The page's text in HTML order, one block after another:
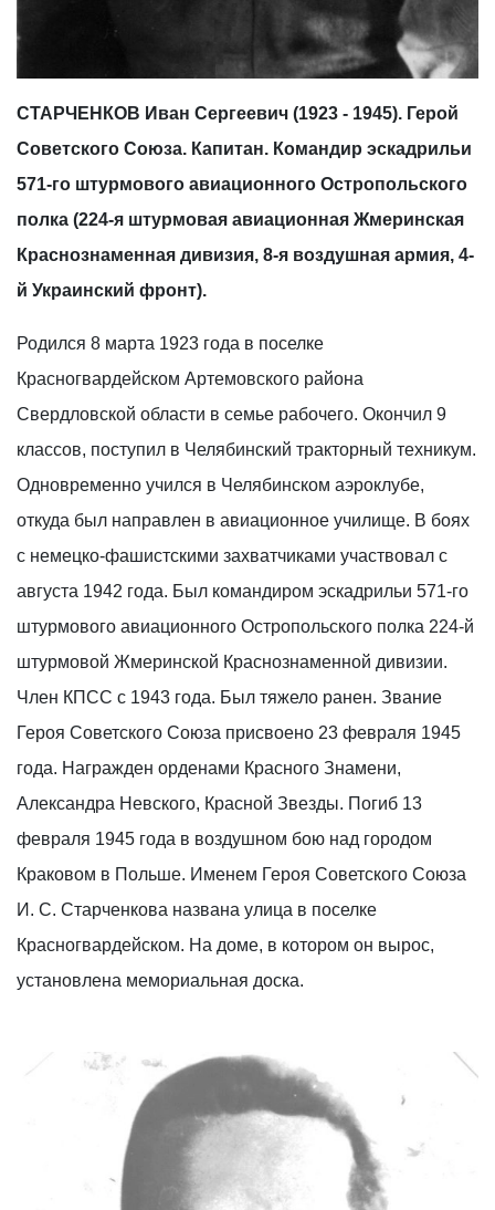
СТАРЧЕНКОВ Иван Сергеевич (1923 - 1945). Герой
Советского Союза. Капитан. Командир эскадрильи
571-го штурмового авиационного Остропольского
полка (224-я штурмовая авиационная Жмеринская
Краснознаменная дивизия, 8-я воздушная армия, 4-
й Украинский фронт).
Родился 8 марта 1923 года в поселке
Красногвардейском Артемовского района
Свердловской области в семье рабочего. Окончил 9
классов, поступил в Челябинский тракторный техникум.
Одновременно учился в Челябинском аэроклубе,
откуда был направлен в авиационное училище. В боях
с немецко-фашистскими захватчиками участвовал с
августа 1942 года. Был командиром эскадрильи 571-го
штурмового авиационного Остропольского полка 224-й
штурмовой Жмеринской Краснознаменной дивизии.
Член КПСС с 1943 года. Был тяжело ранен. Звание
Героя Советского Союза присвоено 23 февраля 1945
года. Награжден орденами Красного Знамени,
Александра Невского, Красной Звезды. Погиб 13
февраля 1945 года в воздушном бою над городом
Краковом в Польше. Именем Героя Советского Союза
И. С. Старченкова названа улица в поселке
Красногвардейском. На доме, в котором он вырос,
установлена мемориальная доска.